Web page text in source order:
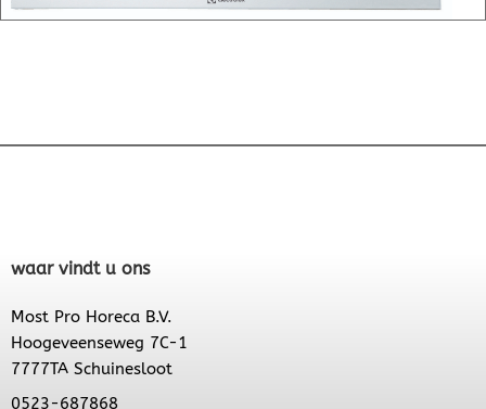
waar vindt u ons
Most Pro Horeca B.V.
Hoogeveenseweg 7C-1
7777TA Schuinesloot
0523-687868